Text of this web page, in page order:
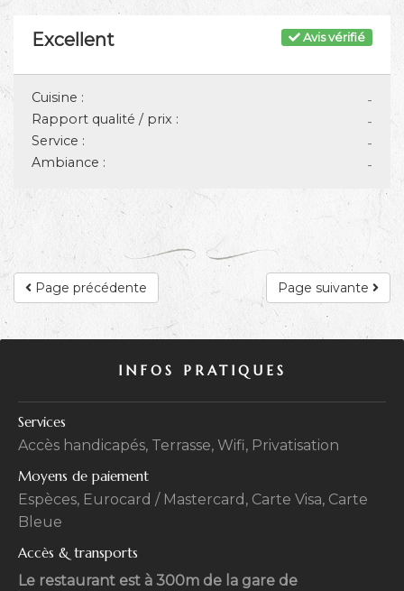
Avis vérifié
Excellent
-
Cuisine :
-
Rapport qualité / prix :
-
Service :
-
Ambiance :
Page suivante
Page précédente
INFOS PRATIQUES
Services
Accès handicapés, Terrasse, Wifi, Privatisation
Moyens de paiement
Espèces, Eurocard / Mastercard, Carte Visa, Carte
Bleue
Accès & transports
Le restaurant est à 300m de la gare de